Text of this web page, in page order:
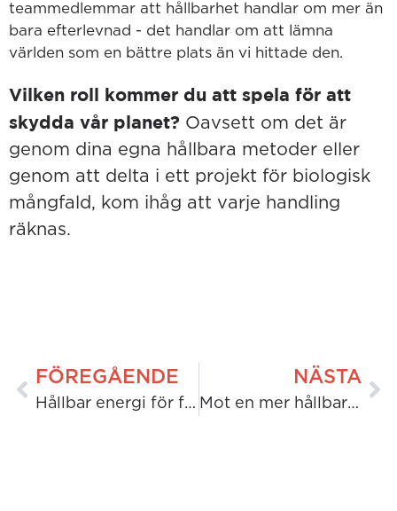
teammedlemmar att hållbarhet handlar om mer än
bara efterlevnad - det handlar om att lämna
världen som en bättre plats än vi hittade den.
Vilken roll kommer du att spela för att
skydda vår planet? Oavsett om det är
genom dina egna hållbara metoder eller
genom att delta i ett projekt för biologisk
mångfald, kom ihåg att varje handling
räknas.
FÖREGÅENDE
Hållbar energi för framtiden: Bracklone 110 kV Eco-Substation Progress
NÄSTA
Mot en mer hållbar framtid: Elektrifiering av H&MV Engineerings fordonsflotta